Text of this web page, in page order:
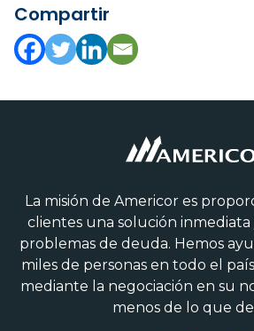
Compartir
La misión de Americor es
clientes una solución inmediata
problemas de deuda. Hemos
miles de personas en todo el
mediante la negociación en su
menos de lo que